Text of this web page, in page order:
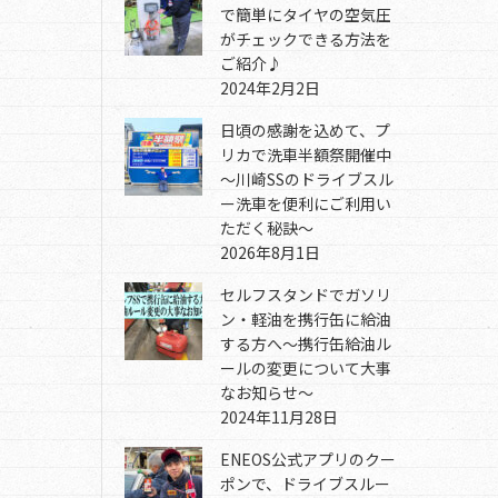
で簡単にタイヤの空気圧
がチェックできる方法を
ご紹介♪
2024年2月2日
日頃の感謝を込めて、プ
リカで洗車半額祭開催中
～川崎SSのドライブスル
ー洗車を便利にご利用い
ただく秘訣～
2026年8月1日
セルフスタンドでガソリ
ン・軽油を携行缶に給油
する方へ～携行缶給油ル
ールの変更について大事
なお知らせ～
2024年11月28日
ENEOS公式アプリのクー
ポンで、ドライブスルー